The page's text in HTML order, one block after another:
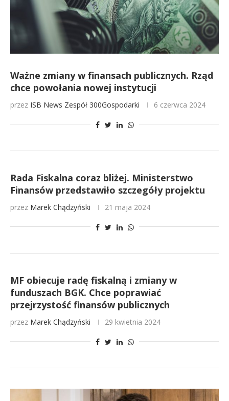
Ważne zmiany w finansach publicznych. Rząd
chce powołania nowej instytucji
przez ISB News Zespół 300Gospodarki 6 czerwca 2024
Rada Fiskalna coraz bliżej. Ministerstwo
Finansów przedstawiło szczegóły projektu
przez Marek Chądzyński 21 maja 2024
MF obiecuje radę fiskalną i zmiany w
funduszach BGK. Chce poprawiać
przejrzystość finansów publicznych
przez Marek Chądzyński 29 kwietnia 2024